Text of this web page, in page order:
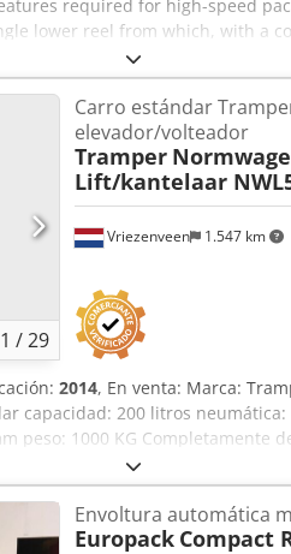
required for high-speed
lower reel from which, with a
film sheet is cut to size and
bars. This operating principle
of conventional sealing
controlled. The PM
(either cup or petaloid base),
size: - Max. length: 500mm
500 mm - Inner diameter: 70
dimensions: - Min: 150 x 200 -
600 Production: 40 to 80
1 /29
Vriezenveen 1.547 km
Carro estándar
elevador/volteador
Tramper
Lift/kantelaar
2014, En venta: Marca:
capacidad: 200 litros neumática:
peso: 1000 KG Completamente
El elevador/inclinador se puede
la carga para el transporte.
en ponerse en contacto.
Envoltura automática
Europack Compact